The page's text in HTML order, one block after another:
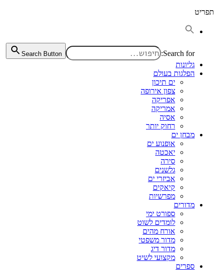
תפריט
Search for:
Search Button
גליונות
הפלגות בעולם
ים תיכון
צפון אירופה
אפריקה
אמריקה
אסיה
רחוק יותר
מבחן ים
אופנוע ים
יאכטה
סירה
גלשנים
אביזרי ים
קיאקים
מפרשיות
מדורים
ספורט ימי
לומדים לשוט
אורח מהים
מדור משפטי
מדור דיג
מקצועי לשיט
ספרים